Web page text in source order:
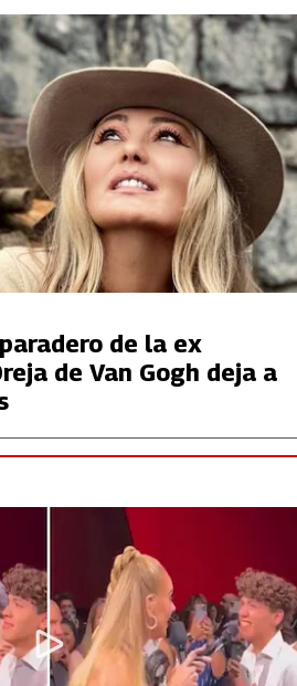
de la ex
de Van Gogh deja a